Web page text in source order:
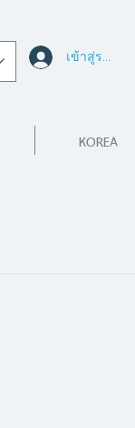
เข้าสู่ระบบ
KOREA